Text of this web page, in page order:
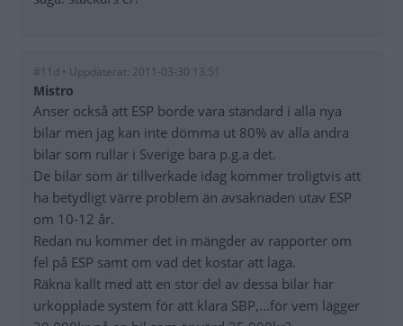
#11d • Uppdaterat: 2011-03-30 13:51
Mistro
Anser också att ESP borde vara standard i alla nya
bilar men jag kan inte dömma ut 80% av alla andra
bilar som rullar i Sverige bara p.g.a det.
De bilar som är tillverkade idag kommer troligtvis att
ha betydligt värre problem än avsaknaden utav ESP
om 10-12 år.
Redan nu kommer det in mängder av rapporter om
fel på ESP samt om vad det kostar att laga.
Räkna kallt med att en stor del av dessa bilar har
urkopplade system för att klara SBP,...för vem lägger